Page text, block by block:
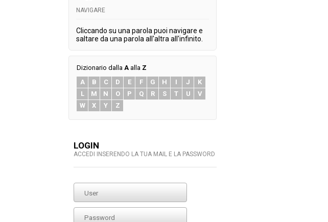
NAVIGARE
Cliccando su una parola puoi navigare e
saltare da una parola all'altra all'infinito.
Dizionario dalla A alla Z
A
B C D E F G H I J
K
L
M N O P Q R S T U
V
W
X Y Z
LOGIN
ACCEDI INSERENDO LA TUA MAIL E LA PASSWORD